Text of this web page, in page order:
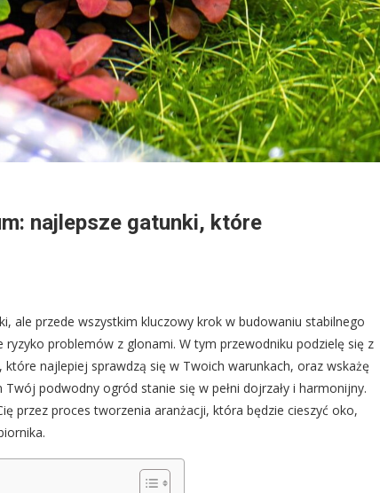
najlepsze gatunki, które
ale przede wszystkim kluczowy krok w budowaniu stabilnego
problemów z glonami. W tym przewodniku podzielę się z
najlepiej sprawdzą się w Twoich warunkach, oraz wskażę
podwodny ogród stanie się w pełni dojrzały i harmonijny.
przez proces tworzenia aranżacji, która będzie cieszyć oko,